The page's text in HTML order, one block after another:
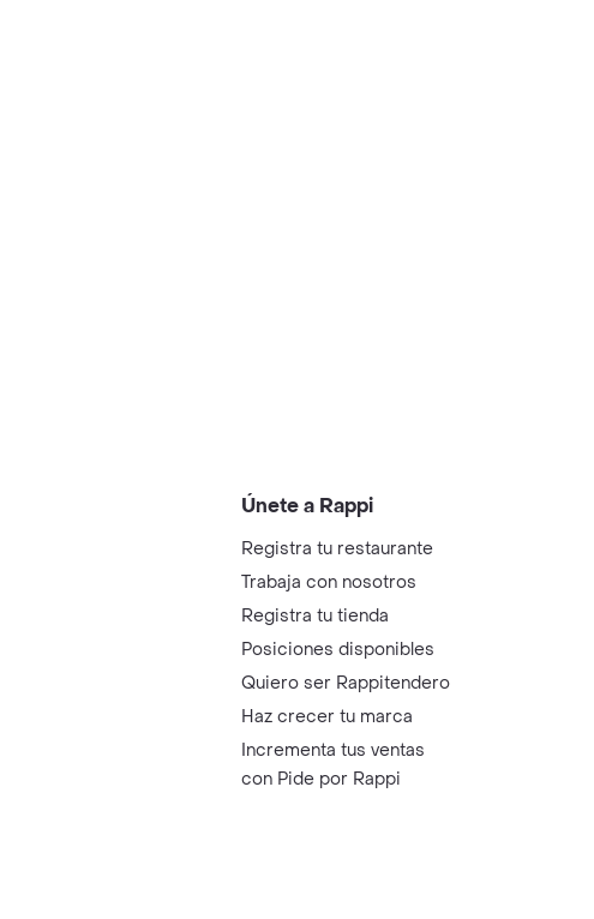
Únete a Rappi
Registra tu restaurante
Trabaja con nosotros
Registra tu tienda
Posiciones disponibles
Quiero ser Rappitendero
Haz crecer tu marca
Incrementa tus ventas
con Pide por Rappi